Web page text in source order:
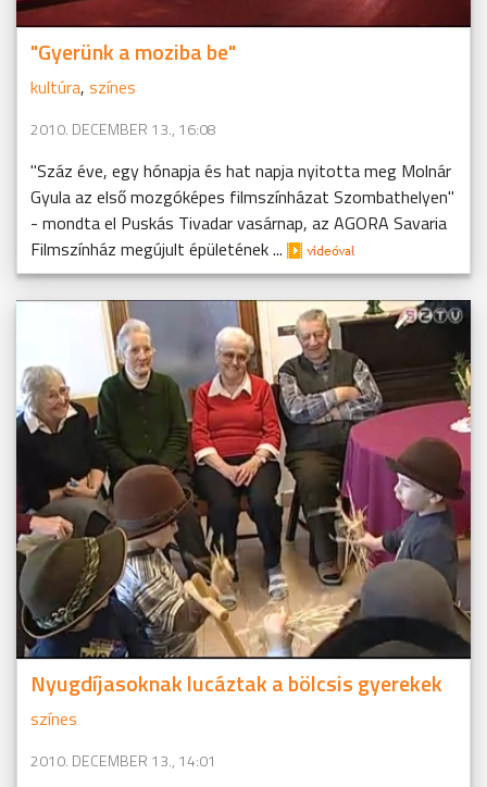
"Gyerünk a moziba be"
kultúra, színes
2010. DECEMBER 13., 16:08
"Száz éve, egy hónapja és hat napja nyitotta meg Molnár
Gyula az első mozgóképes filmszínházat Szombathelyen"
- mondta el Puskás Tivadar vasárnap, az AGORA Savaria
Filmszínház megújult épületének ...
Nyugdíjasoknak lucáztak a bölcsis gyerekek
színes
2010. DECEMBER 13., 14:01